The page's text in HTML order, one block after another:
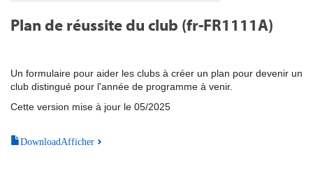
Plan de réussite du club (fr-FR1111A)
Un formulaire pour aider les clubs à créer un plan pour devenir un
club distingué pour l'année de programme à venir.
Cette version mise à jour le 05/2025
DownloadAfficher